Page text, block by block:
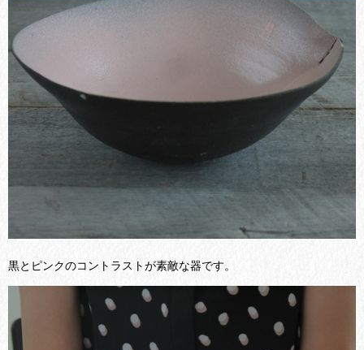
黒とピンクのコントラストが素敵な器です。